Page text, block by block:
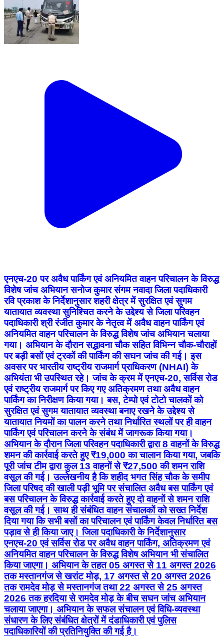
एनएच-20 पर अवैध पार्किंग एवं अनियमित वाहन परिचालन के विरुद्ध
विशेष जांच अभियान सनोज कुमार संगम नवादा जिला पदाधिकारी
रवि प्रकाश के निर्देशानुसार शहरी क्षेत्र में सुरक्षित एवं सुगम
यातायात व्यवस्था सुनिश्चित करने के उद्देश्य से जिला परिवहन
पदाधिकारी श्री रंजीत कुमार के नेतृत्व में अवैध वाहन पार्किंग एवं
अनियमित वाहन परिचालन के विरुद्ध विशेष जांच अभियान चलाया
गया। अभियान के दौरान सद्भावना चौक सहित विभिन्न चौक-चौराहों
पर बड़ी बसों एवं ट्रकों की पार्किंग की सघन जांच की गई। इस
अवसर पर भारतीय राष्ट्रीय राजमार्ग प्राधिकरण (NHAI) के
अभियंता भी उपस्थित रहे। जांच के क्रम में एनएच-20, सर्विस रोड
एवं राष्ट्रीय राजमार्ग पर किए गए अतिक्रमण तथा अवैध वाहन
पार्किंग का निरीक्षण किया गया। बस, टेम्पो एवं टोटो चालकों को
सुरक्षित एवं सुगम यातायात व्यवस्था बनाए रखने के उद्देश्य से
यातायात नियमों का पालन करने तथा निर्धारित स्थलों पर ही वाहन
पार्किंग एवं परिचालन करने के संबंध में जागरूक किया गया।
अभियान के दौरान जिला परिवहन पदाधिकारी द्वारा 8 वाहनों के विरुद्ध
शमन की कार्रवाई करते हुए ₹19,000 का चालान किया गया, जबकि
पूरी जांच टीम द्वारा कुल 13 वाहनों से ₹27,500 की शमन राशि
वसूल की गई। उल्लेखनीय है कि शहीद भगत सिंह चौक के समीप
जिला परिषद की खाली पड़ी भूमि पर संचालित अवैध बस पार्किंग एवं
बस परिचालन के विरुद्ध कार्रवाई करते हुए दो वाहनों से शमन राशि
वसूल की गई। साथ ही संबंधित वाहन संचालकों को सख्त निर्देश
दिया गया कि सभी बसों का परिचालन एवं पार्किंग केवल निर्धारित बस
पड़ाव से ही किया जाए। जिला पदाधिकारी के निर्देशानुसार
एनएच-20 एवं सर्विस रोड पर अवैध वाहन पार्किंग, अतिक्रमण एवं
अनियमित वाहन परिचालन के विरुद्ध विशेष अभियान भी संचालित
किया जाएगा। अभियान के तहत 05 अगस्त से 11 अगस्त 2026
तक मस्तानगंज से खरांट मोड़, 17 अगस्त से 20 अगस्त 2026
तक रामदेव मोड़ से मस्तानगंज तथा 22 अगस्त से 25 अगस्त
2026 तक हरदिया से रामदेव मोड़ के बीच सघन जांच अभियान
चलाया जाएगा। अभियान के सफल संचालन एवं विधि-व्यवस्था
संधारण के लिए संबंधित क्षेत्रों में दंडाधिकारी एवं पुलिस
पदाधिकारियों की प्रतिनियुक्ति की गई है।